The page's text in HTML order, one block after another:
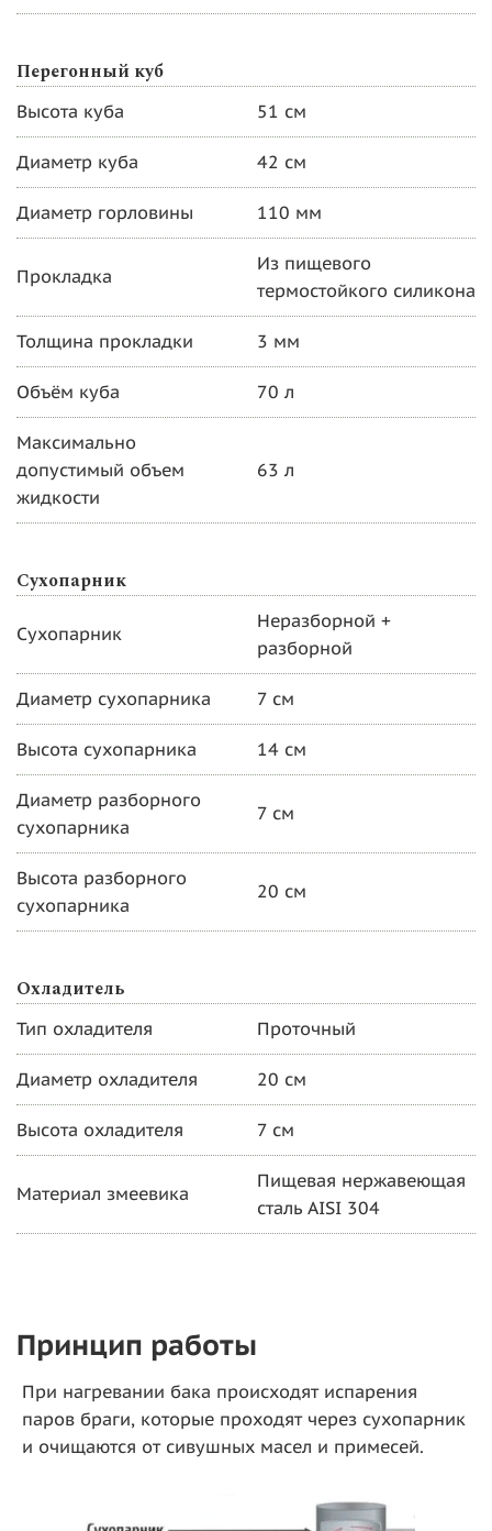
Перегонный куб
Высота куба 51 см
Диаметр куба 42 см
Диаметр горловины 110 мм
Прокладка
Из пищевого
термостойкого силикона
Толщина прокладки 3 мм
Объём куба 70 л
Максимально
допустимый объем
жидкости
63 л
Сухопарник
Сухопарник
Неразборной +
разборной
Диаметр сухопарника 7 см
Высота сухопарника 14 см
Диаметр разборного
сухопарника
7 см
Высота разборного
сухопарника
20 см
Охладитель
Тип охладителя Проточный
Диаметр охладителя 20 см
Высота охладителя 7 см
Материал змеевика
Пищевая нержавеющая
сталь AISI 304
Принцип работы
При нагревании бака происходят испарения
паров браги, которые проходят через сухопарник
и очищаются от сивушных масел и примесей.